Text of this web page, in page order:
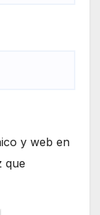
y web en
que